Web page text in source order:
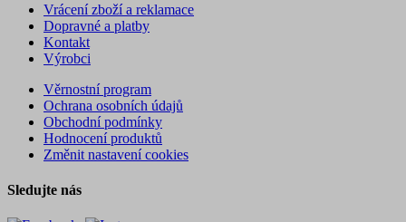
Vrácení zboží a reklamace
Dopravné a platby
Kontakt
Výrobci
Věrnostní program
Ochrana osobních údajů
Obchodní podmínky
Hodnocení produktů
Změnit nastavení cookies
Sledujte nás